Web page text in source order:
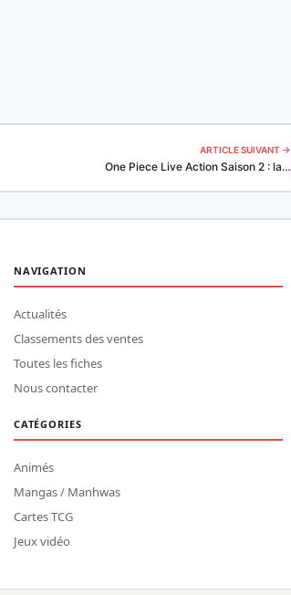
ARTICLE SUIVANT →
One Piece Live Action Saison 2 : la…
NAVIGATION
Actualités
Classements des ventes
Toutes les fiches
Nous contacter
CATÉGORIES
Animés
Mangas / Manhwas
Cartes TCG
Jeux vidéo